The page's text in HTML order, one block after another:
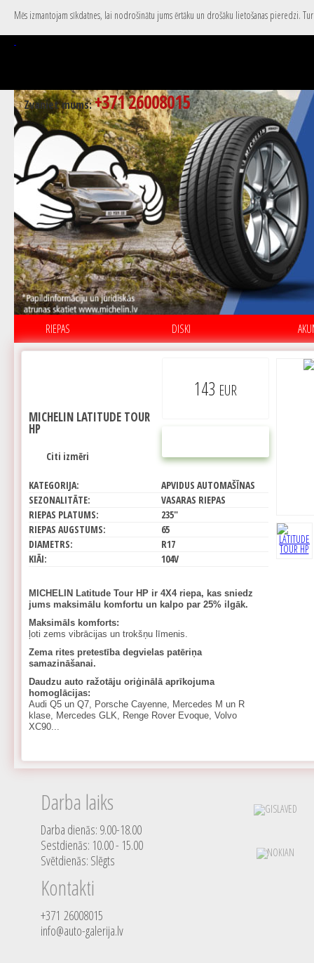
Mēs izmantojam sīkdatnes, lai nodrošinātu jums ērtāku un drošāku lietošanas pieredzi.
Zvaniet mums:+371 26008015
RIEPAS DISKI
143 EUR
MICHELIN LATITUDE TOUR
HP
Citi izmēri
KATEGORIJA:
APVIDUS AUTOMAŠĪNAS
SEZONALITĀTE:
VASARAS RIEPAS
RIEPAS PLATUMS:
235"
RIEPAS AUGSTUMS:
65
DIAMETRS:
R17
KIĀI:
104V
MICHELIN Latitude Tour HP ir 4X4 riepa, kas sniedz
jums maksimālu komfortu un kalpo par 25% ilgāk.
Maksimāls komforts:
ļoti zems vibrācijas un trokšņu līmenis.
Zema rites pretestība degvielas patēriņa
samazināšanai.
Daudzu auto ražotāju oriģinālā aprīkojuma
homoglācijas:
Audi Q5 un Q7, Porsche Cayenne, Mercedes M un R
klase, Mercedes GLK, Renge Rover Evoque, Volvo
XC90...
Darba laiks
Darba dienās: 9.00-18.00
Sestdienās: 10.00 - 15.00
Svētdienās: Slēgts
Kontakti
+371 26008015
info@auto-galerija.lv